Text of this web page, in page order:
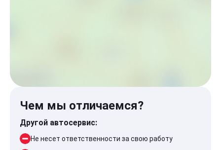
Чем мы отличаемся?
Другой автосервис:
Не несет ответственности за свою работу